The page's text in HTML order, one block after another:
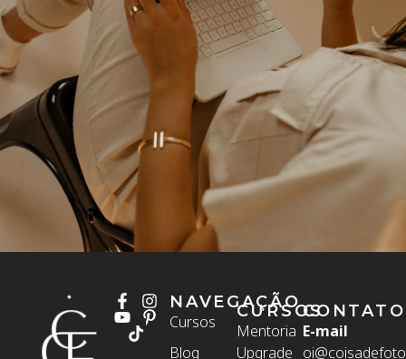
NAVEGAÇÃO
Cursos
Blog
CURSOS
Mentoria
Upgrade
CONTATO
E-mail